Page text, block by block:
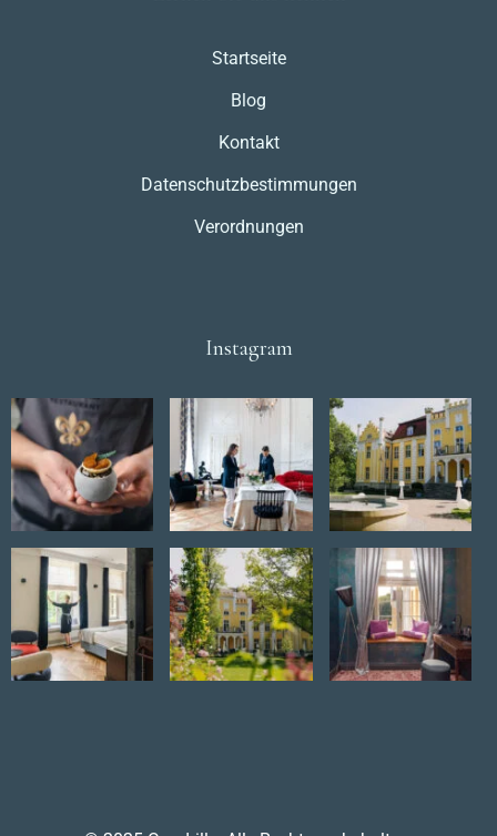
Startseite
Blog
Kontakt
Datenschutzbestimmungen
Verordnungen
Instagram